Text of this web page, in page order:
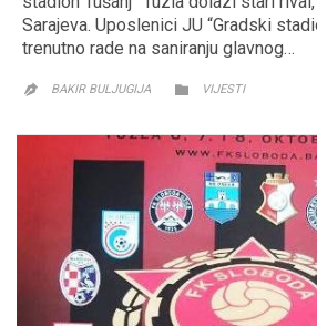
Sarajeva. Uposlenici JU “Gradski
trenutno rade na saniranju glavnog…
 BAKIR BULJUGIJA  CATEGORY
VIJESTI